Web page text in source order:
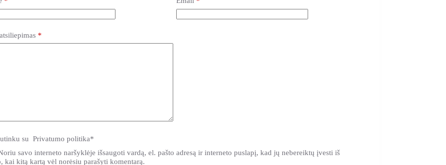
*
suPrivatumo politika*
savo interneto naršyklėje išsaugoti vardą, el. pašto adresą ir interneto puslapį, kad jų nebereiktų įvesti iš
kai kitą kartą vėl norėsiu parašyti komentarą.